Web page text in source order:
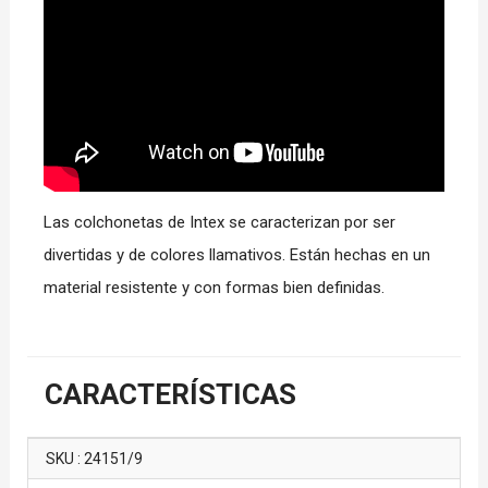
Las colchonetas de Intex se caracterizan por ser
divertidas y de colores llamativos. Están hechas en un
material resistente y con formas bien definidas.
CARACTERÍSTICAS
SKU : 24151/9